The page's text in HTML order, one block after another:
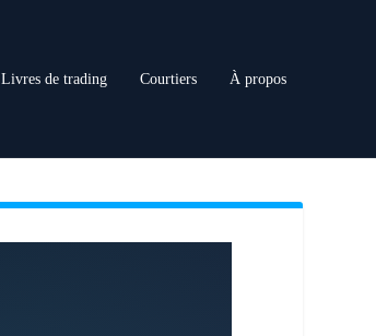
Livres de trading Courtiers À propos